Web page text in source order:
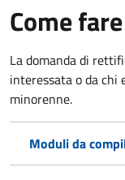
Come fare
La domanda di
interessata oda chi
minorenne.
Moduli da